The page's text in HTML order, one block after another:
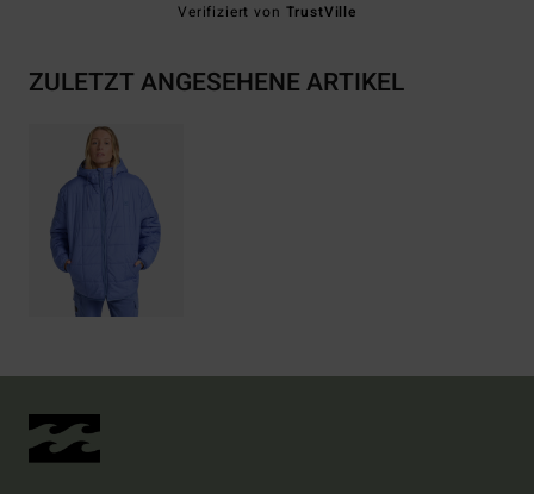
Verifiziert von TrustVille
ZULETZT ANGESEHENE ARTIKEL